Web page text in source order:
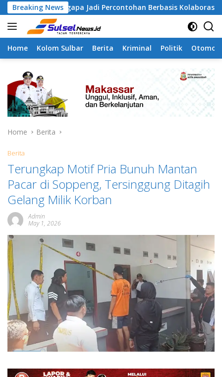
Skip
to
content
Breaking NewsJadi Percontohan Berbasis Kolaborasi Warga
Home Kolom Sulbar Berita Kriminal Politik
Home Berita
Berita
Terungkap Motif Pria Bunuh Mantan
Pacar di Soppeng, Tersinggung Ditagih
Gelang Milik Korban
Admin
May 1, 2026